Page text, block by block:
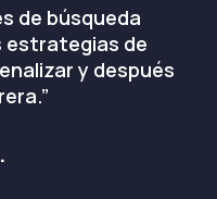
de búsqueda
estrategias de
y después